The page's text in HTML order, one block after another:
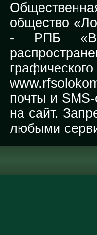
общество
- РПБ
почты и
на сайт.
любыми